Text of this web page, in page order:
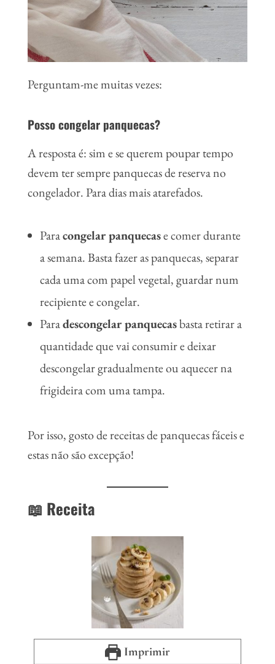
Perguntam-me muitas vezes:
Posso congelar panquecas?
A resposta é: sim e se querem poupar tempo
devem ter sempre panquecas de reserva no
congelador. Para dias mais atarefados.
Paracongelar panquecase comer durante
a semana. Basta fazer as panquecas, separar
cada uma com papel vegetal, guardar num
recipiente e congelar.
Paradescongelar panquecasbasta retirar a
quantidade que vai consumir e deixar
descongelar gradualmente ou aquecer na
frigideira com uma tampa.
Por isso, gosto de receitas de panquecas fáceis e
estas não são excepção!
📖 Receita
Imprimir